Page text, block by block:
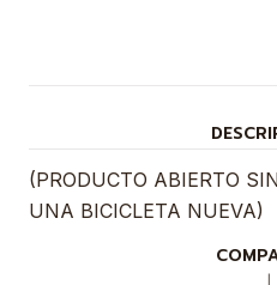
(PRODUCTO ABIERTO
UNA BICICLETA NUEVA)